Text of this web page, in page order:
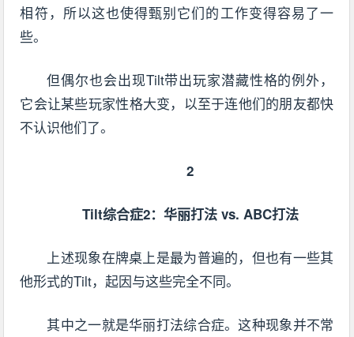
相符，所以这也使得甄别它们的工作变得容易了一
些。
但偶尔也会出现Tilt带出玩家潜藏性格的例外，
它会让某些玩家性格大变，以至于连他们的朋友都快
不认识他们了。
2
Tilt综合症2：华丽打法 vs. ABC打法
上述现象在牌桌上是最为普遍的，但也有一些其
他形式的Tilt，起因与这些完全不同。
其中之一就是华丽打法综合症。这种现象并不常